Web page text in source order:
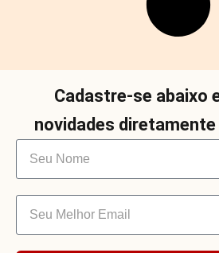
Cadastre-se abaixo
novidades diretamente